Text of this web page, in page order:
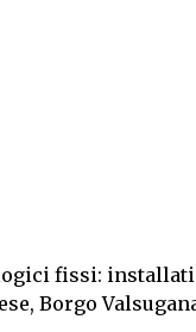
fissi: installati
Borgo